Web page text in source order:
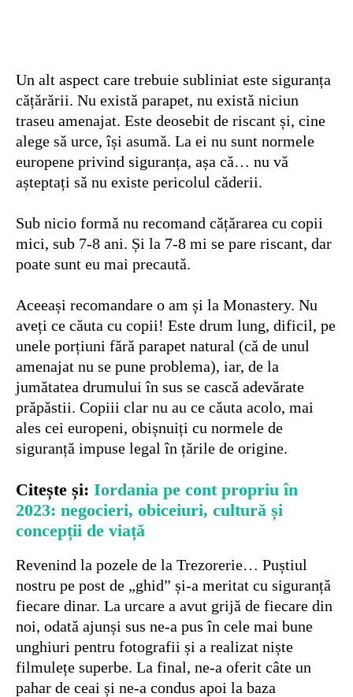
Un alt aspect care trebuie subliniat este siguranța
cățărării. Nu există parapet, nu există niciun
traseu amenajat. Este deosebit de riscant și, cine
alege să urce, își asumă. La ei nu sunt normele
europene privind siguranța, așa că… nu vă
așteptați să nu existe pericolul căderii.
Sub nicio formă nu recomand cățărarea cu copii
mici, sub 7-8 ani. Și la 7-8 mi se pare riscant, dar
poate sunt eu mai precaută.
Aceeași recomandare o am și la Monastery. Nu
aveți ce căuta cu copii! Este drum lung, dificil, pe
unele porțiuni fără parapet natural (că de unul
amenajat nu se pune problema), iar, de la
jumătatea drumului în sus se cască adevărate
prăpăstii. Copiii clar nu au ce căuta acolo, mai
ales cei europeni, obișnuiți cu normele de
siguranță impuse legal în țările de origine.
Citește și: Iordania pe cont propriu în
2023: negocieri, obiceiuri, cultură și
concepții de viață
Revenind la pozele de la Trezorerie… Puștiul
nostru pe post de „ghid” și-a meritat cu siguranță
fiecare dinar. La urcare a avut grijă de fiecare din
noi, odată ajunși sus ne-a pus în cele mai bune
unghiuri pentru fotografii și a realizat niște
filmulețe superbe. La final, ne-a oferit câte un
pahar de ceai și ne-a condus apoi la baza